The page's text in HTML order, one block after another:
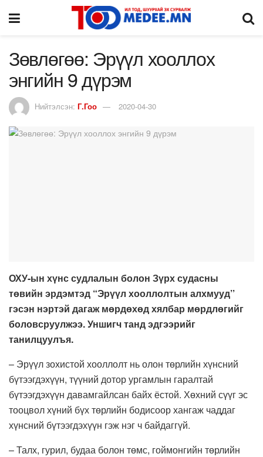
Зөвлөгөө: Эрүүл хооллох
энгийн 9 дүрэм
Нийтэлсэн: Г.Гоо 2020-04-30
ОХУ-ын хүнс судлалын болон Зүрх судасны
төвийн эрдэмтэд “Эрүүл хооллолтын алхмууд’’
гэсэн нэртэй дагаж мөрдөхөд хялбар мөрдлөгийг
боловсруулжээ. Уншигч танд эдгээрийг
танилцуулъя.
– Эрүүл зохистой хооллолт нь олон төрлийн хүнсний
бүтээгдэхүүн, түүний дотор ургамлын гаралтай
бүтээгдэхүүн давамгайлсан байх ёстой. Хөхний сүүг эс
тооцвол хүний бүх төрлийн бодисоор хангаж чаддаг
хүнсний бүтээгдэхүүн гэж нэг ч байдаггүй.
– Талх, гурил, будаа болон төмс, гоймонгийн төрлийн